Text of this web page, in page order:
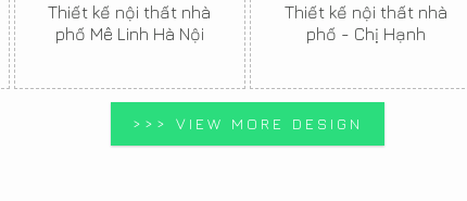
Thiết kế nội thất nhà
phố Mê Linh Hà Nội
Thiết kế nội thất nhà
phố - Chị Hạnh
>>> VIEW MORE DESIGN